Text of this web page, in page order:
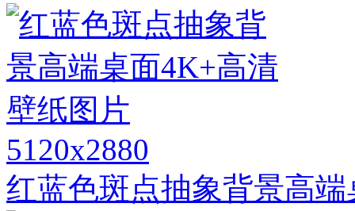
5120x2880
红蓝色斑点抽象背景高